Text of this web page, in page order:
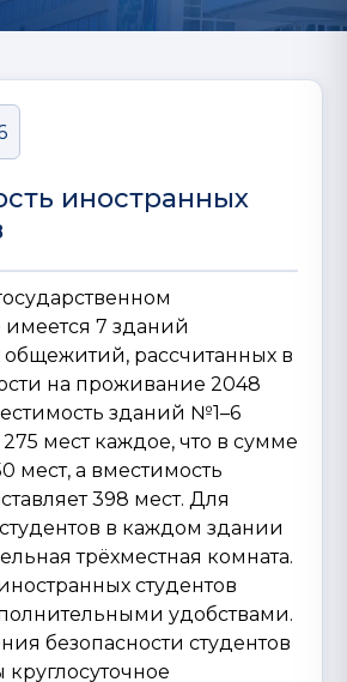
иностранных
имеется 7 зданий
общежитий, рассчитанных в
на проживание 2048
зданий №1–6
275 мест каждое, что в сумме
мест, а вместимость
398 мест. Для
в каждом здании
трёхместная комната.
студентов
удобствами.
безопасности студентов